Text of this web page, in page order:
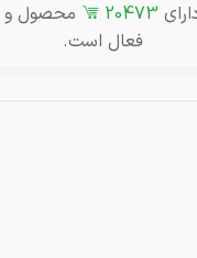
20473 محصول و
فعال است.